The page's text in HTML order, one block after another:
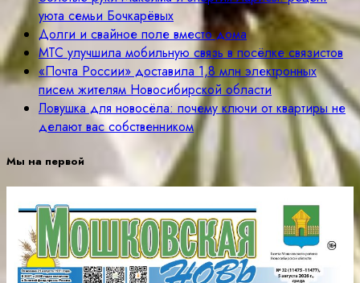
уюта семьи Бочкарёвых
Долги и свайное поле вместо дома
МТС улучшила мобильную связь в посёлке связистов
«Почта России» доставила 1,8 млн электронных
писем жителям Новосибирской области
Ловушка для новосёла: почему ключи от квартиры не
делают вас собственником
Мы на первой